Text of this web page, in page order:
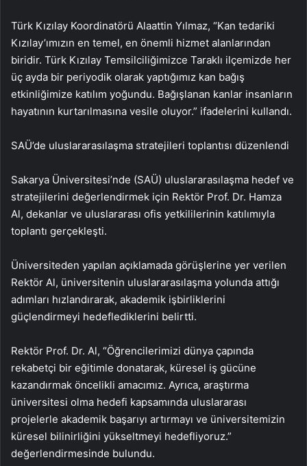
Türk Kızılay Koordinatörü Alaattin Yılmaz, “Kan tedariki
Kızılay’ımızın en temel, en önemli hizmet alanlarından
biridir. Türk Kızılay Temsilciliğimizce Taraklı ilçemizde her
üç ayda bir periyodik olarak yaptığımız kan bağış
etkinliğimize katılım yoğundu. Bağışlanan kanlar insanların
hayatının kurtarılmasına vesile oluyor.” ifadelerini kullandı.
SAÜ’de uluslararasılaşma stratejileri toplantısı düzenlendi
Sakarya Üniversitesi’nde (SAÜ) uluslararasılaşma hedef ve
stratejilerini değerlendirmek için Rektör Prof. Dr. Hamza
Al, dekanlar ve uluslararası ofis yetkililerinin katılımıyla
toplantı gerçekleşti.
Üniversiteden yapılan açıklamada görüşlerine yer verilen
Rektör Al, üniversitenin uluslararasılaşma yolunda attığı
adımları hızlandırarak, akademik işbirliklerini
güçlendirmeyi hedeflediklerini belirtti.
Rektör Prof. Dr. Al, “Öğrencilerimizi dünya çapında
rekabetçi bir eğitimle donatarak, küresel iş gücüne
kazandırmak öncelikli amacımız. Ayrıca, araştırma
üniversitesi olma hedefi kapsamında uluslararası
projelerle akademik başarıyı artırmayı ve üniversitemizin
küresel bilinirliğini yükseltmeyi hedefliyoruz.”
değerlendirmesinde bulundu.